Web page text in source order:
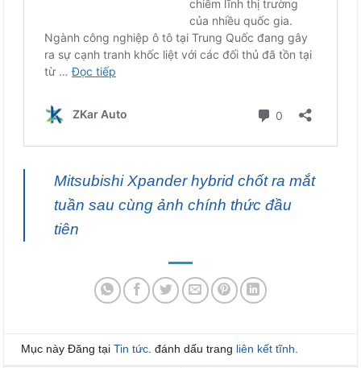
Mitsubishi Xpander hybrid chốt ra mắt
tuần sau cùng ảnh chính thức đầu
tiên
Mục này Đăng tại Tin tức . đánh dấu trang liên kết tĩnh